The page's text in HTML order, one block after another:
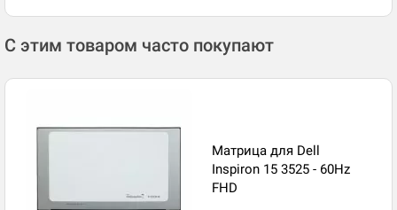
С этим товаром часто покупают
Матрица для Dell
Inspiron 15 3525 - 60Hz
FHD